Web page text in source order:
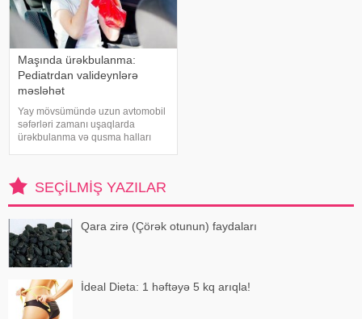
Maşında ürəkbulanma:
Pediatrdan valideynlərə
məsləhət
Yay mövsümündə uzun avtomobil
səfərləri zamanı uşaqlarda
ürəkbulanma və qusma halları
beynin gözlərdən və bədənin
hərəkətindən gələn siqnallar
arasındakı uyğunsuzluqda
SEÇILMIŞ YAZILAR
Qara zirə (Çörək otunun) faydaları
İdeal Dieta: 1 həftəyə 5 kq arıqla!